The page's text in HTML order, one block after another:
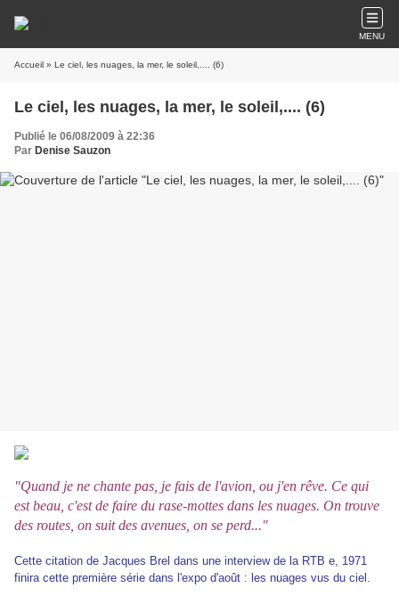
MENU
Accueil » Le ciel, les nuages, la mer, le soleil,.... (6)
Le ciel, les nuages, la mer, le soleil,.... (6)
Publié le 06/08/2009 à 22:36
Par Denise Sauzon
"Quand je ne chante pas, je fais de l'avion, ou j'en rêve. Ce qui
est beau, c'est de faire du rase-mottes dans les nuages. On trouve
des routes, on suit des avenues, on se perd..."
Cette citation de Jacques Brel dans une interview de la RTB e, 1971
finira cette première série dans l'expo d'août : les nuages vus du ciel.